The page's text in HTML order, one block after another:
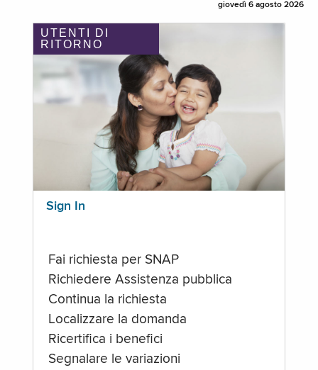
giovedì 6 agosto 2026
UTENTI DI
RITORNO
Sign In
Fai richiesta per SNAP
Richiedere Assistenza pubblica
Continua la richiesta
Localizzare la domanda
Ricertifica i benefici
Segnalare le variazioni